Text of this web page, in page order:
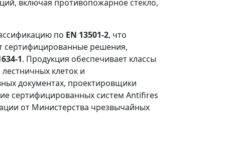
включая противопожарное стекло,
по EN 13501-2, что
сертифицированные решения,
1. Продукция обеспечивает классы
клеток и
документах, проектировщики
сертифицированных систем Antifires
от Министерства чрезвычайных